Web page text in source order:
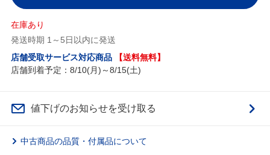
在庫あり
発送時期 1～5日以内に発送
店舗受取サービス対応商品
【送料無料】
店舗到着予定：8/10(月)～8/15(土)
値下げのお知らせを受け取る
中古商品の品質・付属品について